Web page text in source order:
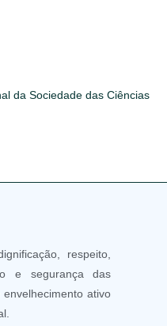
da Sociedade das Ciências
respeito,
e segurança das
ativo